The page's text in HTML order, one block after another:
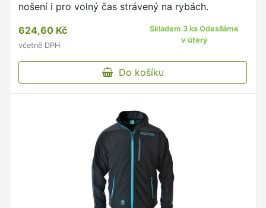
nošení i pro volný čas strávený na rybách.
624,60 Kč
včetně DPH
Skladem 3 ks Odesíláme
v úterý
Do košíku